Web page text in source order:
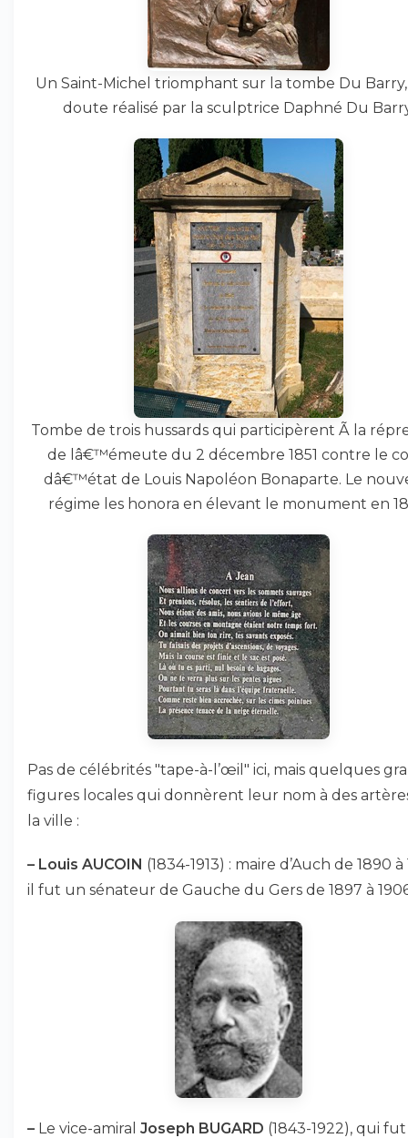
Un Saint-Michel triomphant sur la tombe Du Barry,
doute réalisé par la sculptrice Daphné Du
Tombe de trois hussards qui participèrent Ã la
de lâ€™émeute du 2 décembre 1851 contre le
dâ€™état de Louis Napoléon Bonaparte. Le
régime les honora en élevant le monument en
Pas de célébrités "tape-à-l’œil" ici, mais quelques
figures locales qui donnèrent leur nom à des
la ville :
– Louis AUCOIN (1834-1913) : maire d’Auch de 1890 à
il fut un sénateur de Gauche du Gers de 1897 à
– Le vice-amiral Joseph BUGARD (1843-1922), qui fut